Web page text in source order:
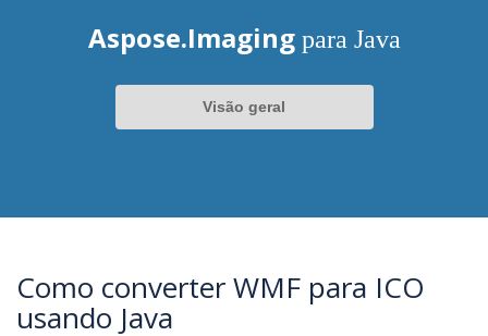
Aspose.Imaging para Java
Visão geral
Como converter WMF para ICO
usando Java